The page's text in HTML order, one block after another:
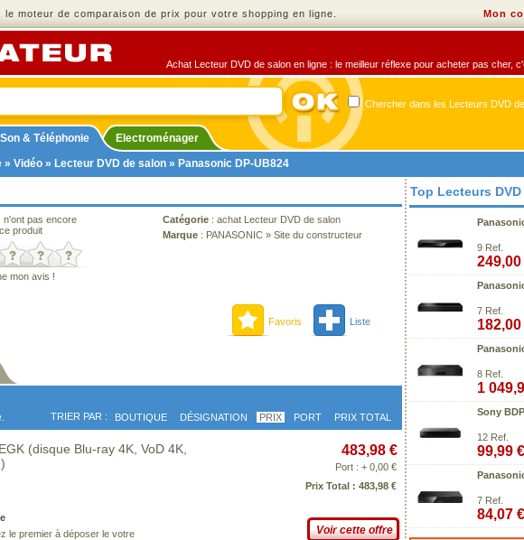
moteur de comparaison de prix pour votre shopping en ligne. Mon
Achat Lecteur DVD de salon en ligne : le meilleur réflexe pour acheter pas cher,
Chercher dans les Lecteurs DVD
& Téléphonie
Electroménager
» Vidéo » Lecteur DVD de salon » Panasonic DP-UB824
n'ont pas encore
produit
mon avis !
Catégorie : achat Lecteur DVD de salon
Marque : PANASONIC » Site du constructeur
Favoris Liste
TRIER PAR : BOUTIQUE DÉSIGNATION PRIX PORT PRIX TOTAL
(disque Blu-ray 4K, VoD 4K,
le premier à déposer le votre
483,98 €
Port : + 0,00 €
Prix Total : 483,98 €
Voir cette offre
Top Lecteurs
9 Ref.
249,00
7 Ref.
182,00
8 Ref.
1
Sony
12 Ref.
99,99 €
7 Ref.
84,07 €